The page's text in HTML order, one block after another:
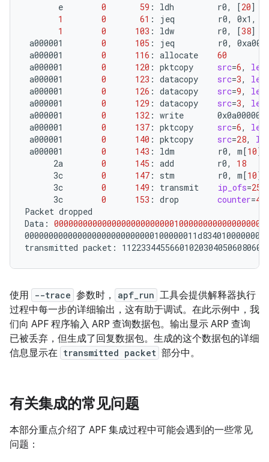
e
0 59 : ldh r0, [20]
1
0 61 : jeq r0, 0x1,
1
0 103 : ldw r0, [38]
a000001
0 105 : jeq r0,
a000001
0 116 : allocate
60
a000001
0 120 : pktcopy src=6, len
a000001
0 123 : datacopy src=3, len
a000001
0 126 : datacopy src=9, len
a000001
0 129 : datacopy src=3, len
a000001
0 132 : write
a000001
0 137 : pktcopy src=6, len
a000001
0 140 : pktcopy src=28,
a000001
0 143 : ldm r0, m[10]
2a
0 145 : add r0,
18
3c
0 147 : stm r0, m[10]
3c
0 149 : transmit ip_ofs=255
3c
0 153 : drop counter=47
Packet dropped
Data:
transmitted packet:
使用 --trace 参数时， apf_run 工具会提供解释器执行
过程中每一步的详细输出，这有助于调试。在此示例中，我
们向 APF 程序输入 ARP 查询数据包。输出显示 ARP 查询
已被丢弃，但生成了回复数据包。生成的这个数据包的详细
信息显示在 transmitted packet 部分中。
有关集成的常见问题
本部分重点介绍了 APF 集成过程中可能会遇到的一些常见
问题：